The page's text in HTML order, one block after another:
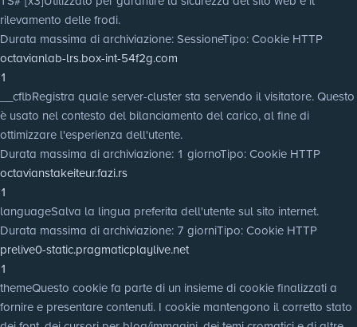
rilevamento delle frodi.
Durata massima di archiviazione: SessioneTipo: Cookie HTTP
octavianlab-lrs.box-int-54f2g.com
1
__cflbRegistra quale server-cluster sta servendo il visitatore. Questo
è usato nel contesto del bilanciamento del carico, al fine di
ottimizzare l'esperienza dell'utente.
Durata massima di archiviazione: 1 giornoTipo: Cookie HTTP
octavianstakeiteur.fazi.rs
1
languageSalva la lingua preferita dell'utente sul sito internet.
Durata massima di archiviazione: 7 giorniTipo: Cookie HTTP
prelive0-static.pragmaticplaylive.net
1
themeQuesto cookie fa parte di un insieme di cookie finalizzati a
fornire e presentare contenuti. I cookie mantengono il corretto stato